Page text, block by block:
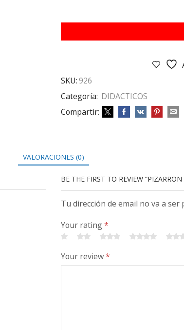
GRANDE
SKU:926
Categoría: DIDACTICOS
Compartir:
VALORACIONES (0)
BE THE FIRST TO REVIEW
Tu dirección de email no va a
Your rating*
Your review*